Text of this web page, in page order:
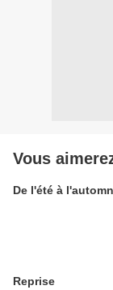
Vous
De l'été à
Reprise